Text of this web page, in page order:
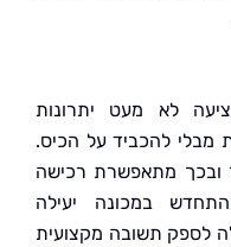
2 מציעה לא מעט יתרונות
על הכיס.
ובכך מתאפשרת רכישה
יעילה
מקצועית